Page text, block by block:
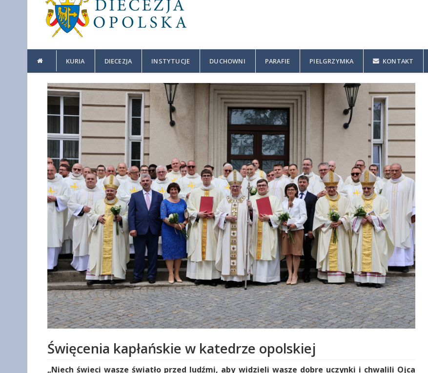
KURIA DIECEZJA INSTYTUCJE DUCHOWNI PARAFIE PIELGRZYMKA KONTAKT
Święcenia kapłańskie w katedrze opolskiej
„Niech świeci wasze światło przed ludźmi, aby widzieli wasze dobre uczynki i chwalili Ojca